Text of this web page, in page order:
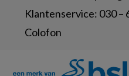
Klantenservice: 030 –
Colofon